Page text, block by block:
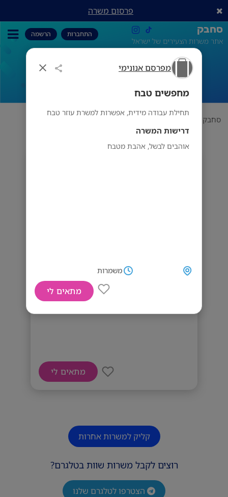
מפרסם אנונימי
מחפשים טבח
תחילת עבודה מידית, אפשרות למשרת עוזר טבח
דרישות המשרה
אוהבים לבשל, אהבת מטבח
משמרות
מתאים לי
פרסום משרה
סחבק
אתר משרות הצעירים של ישראל
התחברות הרשמה
מחפשים טבח
סחבק מפרסם אנונימי
מתאים לי
קליק למשרות אחרות
רוצים לקבל משרות שוות בטלגרם?
הצטרפו לטלגרם שלנו